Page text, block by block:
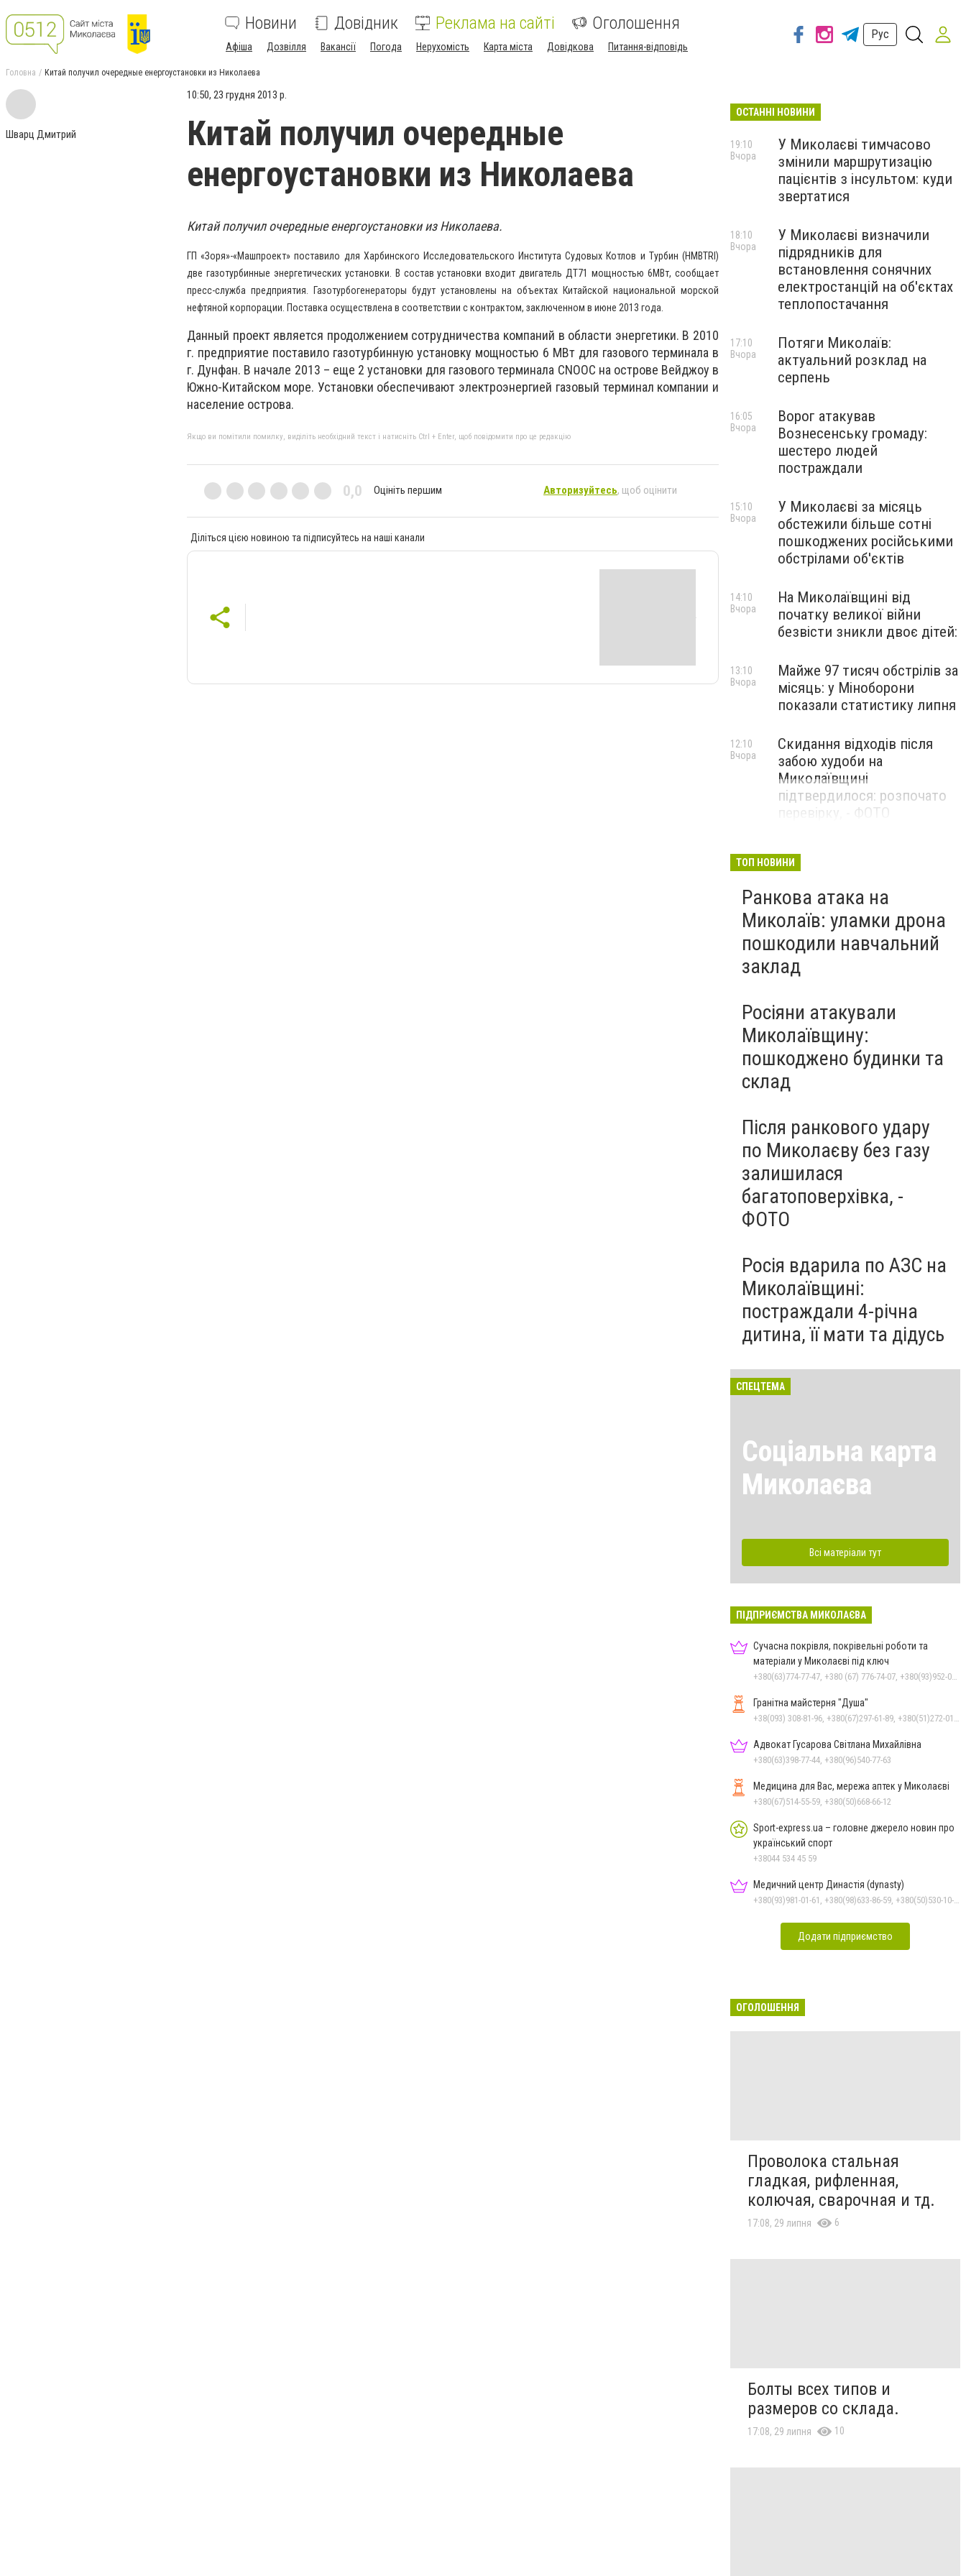
Новини Довідник Реклама на сайті Оголошення
Афіша Дозвілля Вакансії Погода Нерухомість Карта міста Довідкова Питання-відповідь
Рус
Головна Китай получил очередные енергоустановки из Николаева
Шварц Дмитрий
10:50, 23 грудня 2013 р.
Китай получил очередные
енергоустановки из Николаева
Китай получил очередные енергоустановки из Николаева.
ГП «Зоря»-«Машпроект» поставило для Харбинского Исследовательского Института Судовых Котлов и Турбин (HMBTRI)
две газотурбинные энергетических установки. В состав установки входит двигатель ДТ71 мощностью 6МВт, сообщает
пресс-служба предприятия. Газотурбогенераторы будут установлены на объектах Китайской национальной морской
нефтяной корпорации. Поставка осуществлена в соответствии с контрактом, заключенном в июне 2013 года.
Данный проект является продолжением сотрудничества компаний в области энергетики. В 2010
г. предприятие поставило газотурбинную установку мощностью 6 МВт для газового терминала в
г. Дунфан. В начале 2013 – еще 2 установки для газового терминала CNOOC на острове Вейджоу в
Южно-Китайском море. Установки обеспечивают электроэнергией газовый терминал компании и
население острова.
Якщо ви помітили помилку, виділіть необхідний текст і натисніть Ctrl + Enter, щоб повідомити про це редакцію
0,0 Оцініть першим Авторизуйтесь, щоб оцінити
Діліться цією новиною та підписуйтесь на наші канали
ОСТАННІ НОВИНИ
У Миколаєві тимчасово
змінили маршрутизацію
пацієнтів з інсультом: куди
звертатися
19:10
Вчора
У Миколаєві визначили
підрядників для
встановлення сонячних
електростанцій на об'єктах
теплопостачання
18:10
Вчора
Потяги Миколаїв:
актуальний розклад на
серпень
17:10
Вчора
Ворог атакував
Вознесенську громаду:
шестеро людей
постраждали
16:05
Вчора
У Миколаєві за місяць
обстежили більше сотні
пошкоджених російськими
обстрілами об'єктів
15:10
Вчора
На Миколаївщині від
початку великої війни
безвісти зникли двоє дітей:
14:10
Вчора
Майже 97 тисяч обстрілів за
місяць: у Міноборони
показали статистику липня
13:10
Вчора
Скидання відходів після
забою худоби на
Миколаївщині
підтвердилося: розпочато
перевірку, - ФОТО
12:10
Вчора
ТОП НОВИНИ
Ранкова атака на
Миколаїв: уламки дрона
пошкодили навчальний
заклад
Росіяни атакували
Миколаївщину:
пошкоджено будинки та
склад
Після ранкового удару
по Миколаєву без газу
залишилася
багатоповерхівка, -
ФОТО
Росія вдарила по АЗС на
Миколаївщині:
постраждали 4-річна
дитина, її мати та дідусь
СПЕЦТЕМА
Соціальна карта
Миколаєва
Всі матеріали тут
ПІДПРИЄМСТВА МИКОЛАЄВА
Сучасна покрівля, покрівельні роботи та
матеріали у Миколаєві під ключ
Гранітна майстерня "Душа"
Адвокат Гусарова Світлана Михайлівна
+380(63)398-77-44, +380(96)540-77-63
Медицина для Вас, мережа аптек у Миколаєві
+380(67)514-55-59, +380(50)668-66-12
Sport-express.ua – головне джерело новин про
український спорт
+38044 534 45 59
Медичний центр Династія (dynasty)
Додати підприємство
ОГОЛОШЕННЯ
Проволока стальная
гладкая, рифленная,
колючая, сварочная и тд.
17:08, 29 липня 6
Болты всех типов и
размеров со склада.
17:08, 29 липня 10